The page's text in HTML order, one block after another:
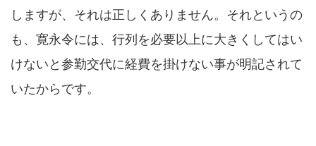
しますが、それは正しくありません。それというの
も、寛永令には、行列を必要以上に大きくしてはい
けないと参勤交代に経費を掛けない事が明記されて
いたからです。